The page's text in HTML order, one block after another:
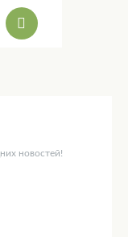
новостей!